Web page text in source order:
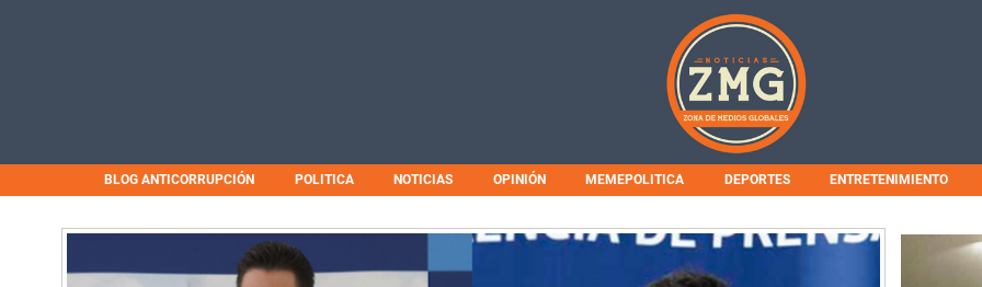
BLOG ANTICORRUPCIÓN POLITICA NOTICIAS OPINIÓN MEMEPOLITICA DEPORTES ENTRETENIMIENTO